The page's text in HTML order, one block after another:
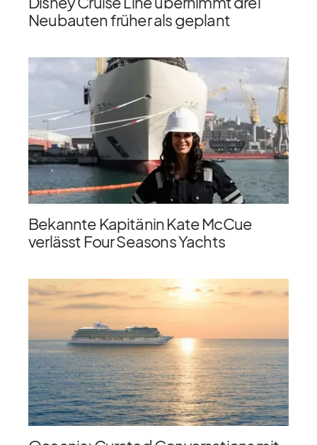
Neubauten früher als geplant
Bekannte Kapitänin Kate McCue
verlässt Four Seasons Yachts